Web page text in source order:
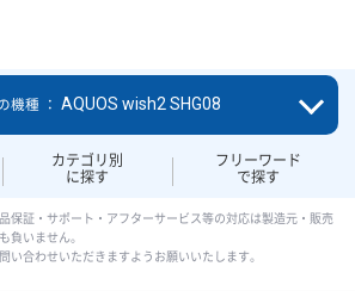
カテゴリ別
に探す
フリーワード
で探す
機種 ： AQUOS wish2 SHG08
保証・サポート・アフターサービス等の対応は製造元・販売
負いません。
い合わせいただきますようお願いいたします。